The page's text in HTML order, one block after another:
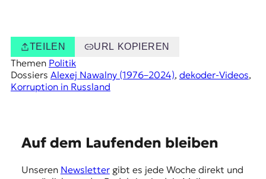
TEILEN URL KOPIEREN
Themen Politik
Dossiers Alexej Nawalny (1976–2024), dekoder-Videos
Korruption in Russland
Auf dem Laufenden bleiben
Unseren Newslettergibt es jede Woche direkt und